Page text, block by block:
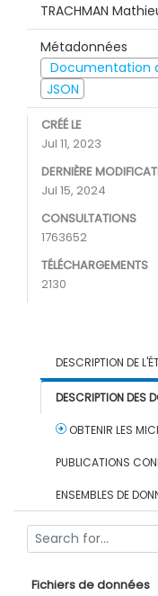
TRACHMAN
Métadonnées
Documentation
JSON
CRÉÉ LE
Jul 11, 2023
DERNIÈRE
Jul 15, 2024
CONSULTATIONS
1763652
TÉLÉCHARGEMENTS
2130
DESCRIPTION DE
DESCRIPTION DES
OBTENIR LES
PUBLICATIONS
ENSEMBLES DE
Fichiers de données